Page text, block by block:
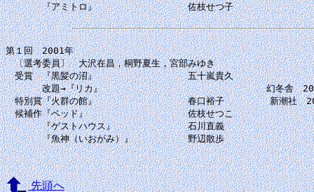
『アミトロ』　　　　　　　　　　佐枝せつ子
第１回　2001年
〔選考委員〕　大沢在昌，桐野夏生，宮部みゆき
受賞　『黒髪の沼』　　　　　　　　　　五十嵐貴久
改題→『リカ』　　　　　　　　　　　　　　　　　　幻冬舎　
特別賞『火群の館』　　　　　　　　　　春口裕子　　　　　新潮社　
候補作『ベッド』　　　　　　　　　　　佐枝せつこ
『ゲストハウス』　　　　　　　　石川直義
『魚神（いおがみ）』　　　　　　野辺散歩
先頭へ